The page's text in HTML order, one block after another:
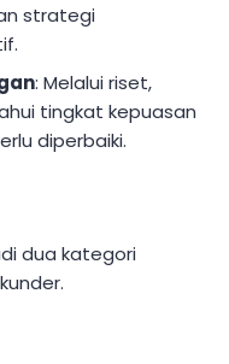
strategi
: Melalui riset,
tingkat kepuasan
diperbaiki.
dua kategori